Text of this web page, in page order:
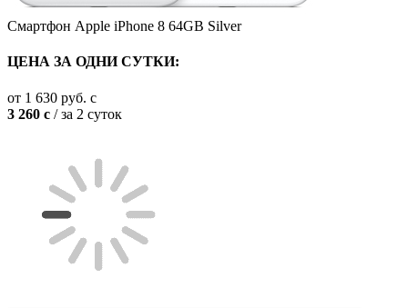
Смартфон Apple iPhone 8 64GB Silver
ЦЕНА ЗА ОДНИ СУТКИ:
от 1 630 руб. c
3 260 c / за 2 суток